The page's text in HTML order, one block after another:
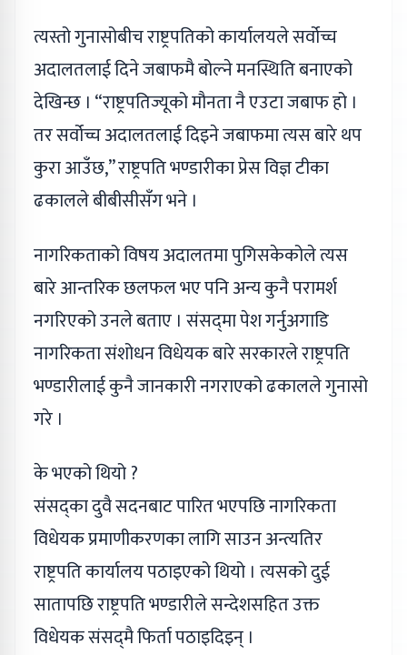
त्यस्तो गुनासोबीच राष्ट्रपतिको कार्यालयले सर्वोच्च
अदालतलाई दिने जबाफमै बोल्ने मनस्थिति बनाएको
देखिन्छ । “राष्ट्रपतिज्यूको मौनता नै एउटा जबाफ हो ।
तर सर्वोच्च अदालतलाई दिइने जबाफमा त्यस बारे थप
कुरा आउँछ,” राष्ट्रपति भण्डारीका प्रेस विज्ञ टीका
ढकालले बीबीसीसँग भने ।
नागरिकताको विषय अदालतमा पुगिसकेकोले त्यस
बारे आन्तरिक छलफल भए पनि अन्य कुनै परामर्श
नगरिएको उनले बताए । संसद्‌मा पेश गर्नुअगाडि
नागरिकता संशोधन विधेयक बारे सरकारले राष्ट्रपति
भण्डारीलाई कुनै जानकारी नगराएको ढकालले गुनासो
गरे ।
के भएको थियो ?
संसद्‌का दुवै सदनबाट पारित भएपछि नागरिकता
विधेयक प्रमाणीकरणका लागि साउन अन्त्यतिर
राष्ट्रपति कार्यालय पठाइएको थियो । त्यसको दुई
सातापछि राष्ट्रपति भण्डारीले सन्देशसहित उक्त
विधेयक संसद्‌मै फिर्ता पठाइदिइन् ।